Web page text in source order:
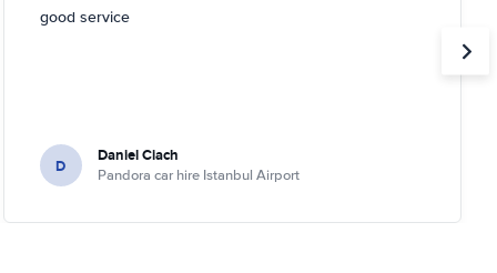
good service
D Daniel Ciach
Pandora car hire Istanbul Airport